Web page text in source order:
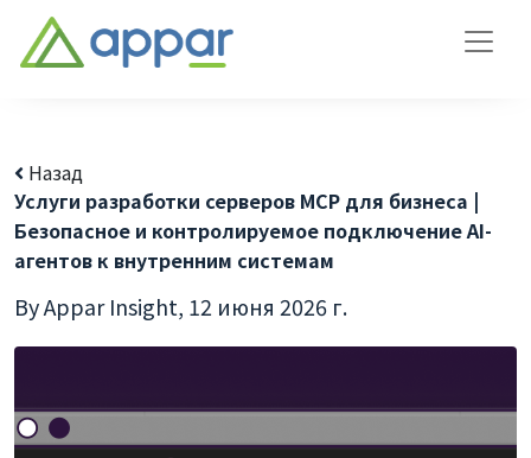
Назад
Услуги разработки серверов MCP для бизнеса |
Безопасное и контролируемое подключение AI-
агентов к внутренним системам
By Appar Insight, 12 июня 2026 г.